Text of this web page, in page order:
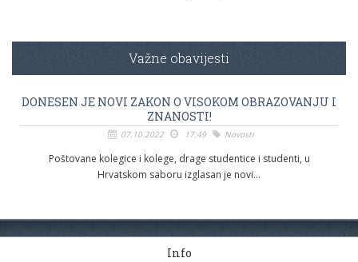
Važne obavijesti
DONESEN JE NOVI ZAKON O VISOKOM OBRAZOVANJU I
ZNANOSTI!
07.10.2022 17:49 Novosti
Poštovane kolegice i kolege, drage studentice i studenti, u
Hrvatskom saboru izglasan je novi...
Info